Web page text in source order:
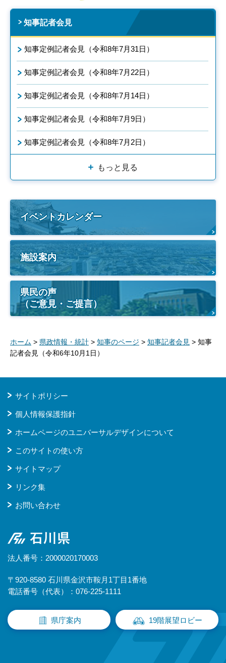
知事記者会見
知事定例記者会見（令和8年7月31日）
知事定例記者会見（令和8年7月22日）
知事定例記者会見（令和8年7月14日）
知事定例記者会見（令和8年7月9日）
知事定例記者会見（令和8年7月2日）
もっと見る
イベントカレンダー
施設案内
県民の声
（ご意見・ご提言）
ホーム > 県政情報・統計 > 知事のページ > 知事記者会見 > 知事
記者会見（令和6年10月1日）
サイトポリシー
個人情報保護指針
ホームページのユニバーサルデザインについて
このサイトの使い方
サイトマップ
リンク集
お問い合わせ
石川県
法人番号：2000020170003
〒920-8580 石川県金沢市鞍月1丁目1番地
電話番号（代表）：076-225-1111
県庁案内 19階展望ロビー